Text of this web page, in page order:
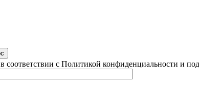
в соответствии с Политикой конфиденциальности и